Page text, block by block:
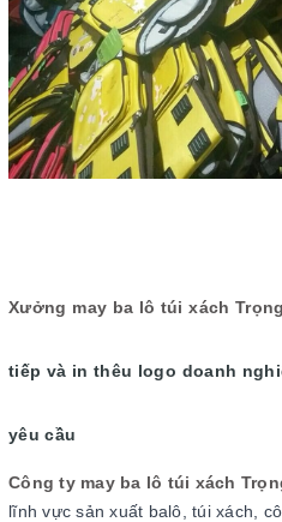
Xưởng may ba lô túi xách
tiếp và in thêu logo doanh
yêu cầu
Công ty may ba lô túi xách
lĩnh vực sản xuất balô, túi xách,